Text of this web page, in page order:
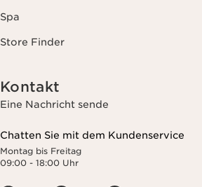
Spa
Store Finder
Kontakt
Eine Nachricht sende
Chatten Sie mit dem Kundenservice
Montag bis Freitag
09:00 - 18:00 Uhr